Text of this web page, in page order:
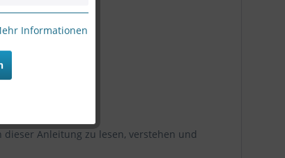
Anleitung zu lesen, verstehen und
Informationen